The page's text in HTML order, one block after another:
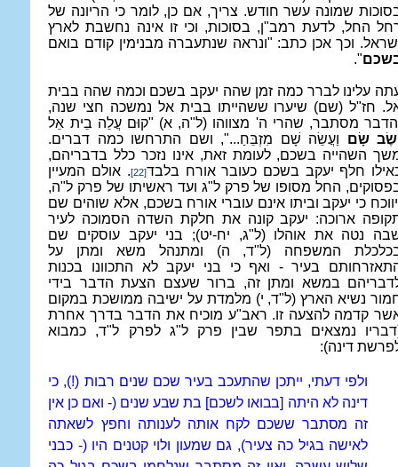
שמונה עשר חודש. צריך, אם כן, לומר כי הריונה של
החל, לדעת רמב"ן, בסוכות, וכי זו אינה נחשבת לארץ
וכך אכן כתב: "ונראה שנתעברה מבנימין קודם בואם
".
עלינו לברר כמה זמן שהה יעקב בשכם וכמה שהה בבית
חז"ל (שם) שיערו ששהייתו בבית אל נמשכה חצי שנה,
מסתבר, שהרי ה' מצווהו (ל"ה, א) "קוּם עֲלֵה בֵית אֵל
שָׂם וַעֲשֵׂה שָׁם מִזְבֵּחַ...", ושם התרחשו כמה דברים.
השהייה בשכם, לעומת זאת, אינו נזכר כלל בדבריהם,
חלף יעקב בשכם כעובר אורח בלבד[22]. אולם המעיין
החל מסופו של פרק ל"ג ועד ראשיתו של פרק ל"ה,
כי יעקב וביתו אינם עוברי אורח בשכם, אלא שוהים שם
ארוכה: יעקב קונה את חלקת השדה הסמוכה לעיר
נטה את אוהלו (ל"ג, יח-יט); בני יעקב עוסקים שם
המשפחה (ל"ד, ה) ומתנהל משא ומתן על
בעיר - ואף כי בני יעקב לא התכוונו בכנות
במשא ומתן זה, ברור שעצם הצעת הדבר בידי
נשיא הארץ (ל"ד, י) מלמדת על ישיבה ממושכת במקום
קדמה להצעה זו. ראב"ע מוכיח את הדבר בדרך אחרת
נמצאים בתפר שבין פרק ל"ג לפרק ל"ד, כמבוא
דינה):
ולפי דעתי, ייתכן שהתעכב בעיר שכם שנים רבות (!), כי
דינה לא היתה [בבואו לשכם] בת שבע שנים (- ואם כן אין
זה מסתבר ששכם לקח אותה לענותה וחפץ לשאתה
לאישה בגיל כה צעיר), גם שמעון ולוי קטנים היו (- כבני